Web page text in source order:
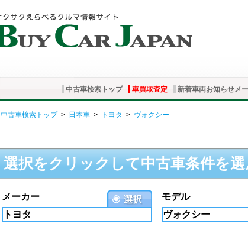
中古車検索トップ 車買取査定 新着車両お知らせメ
中古車検索トップ> 日本車 > トヨタ > ヴォクシー
選択をクリックして中古車条件を
モデル
メーカー